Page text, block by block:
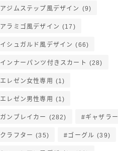
アジムステップ風デザイン (9)
アラミゴ風デザイン (17)
イシュガルド風デザイン (66)
インナーパンツ付きスカート (28)
エレゼン女性専用 (1)
エレゼン男性専用 (1)
ガンブレイカー (282) ギャザラー
クラフター (35) ゴーグル (39)